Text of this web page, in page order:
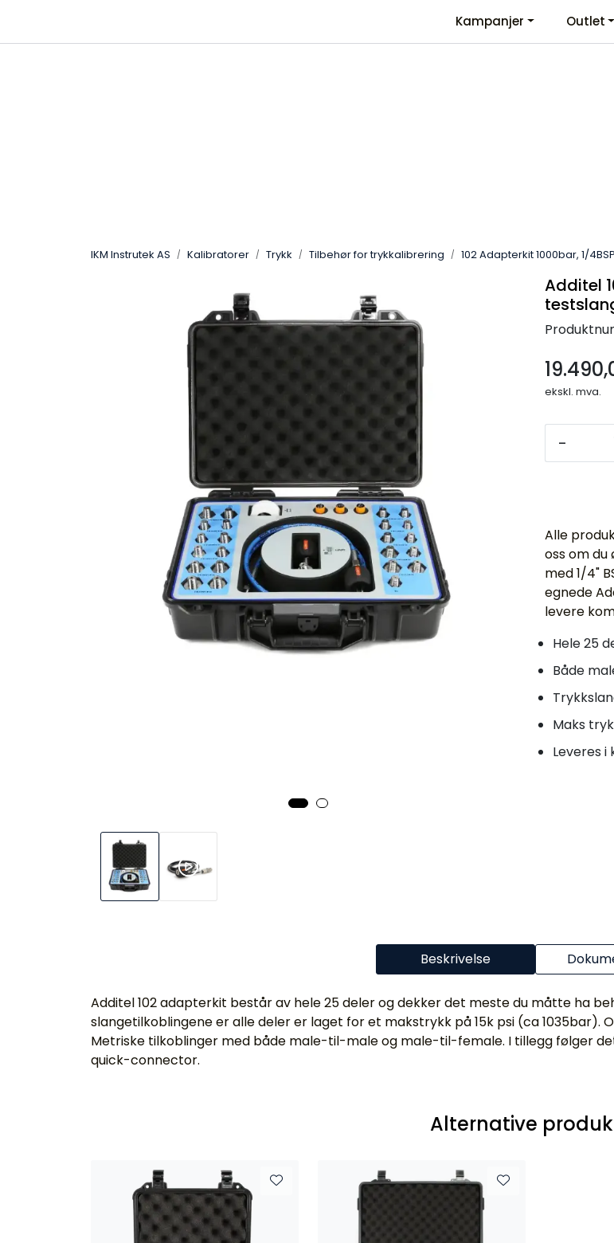
KontaktinformasjonKampanjer Outlet
IKM Instrutek AS Kalibratorer Trykk Tilbehør for trykkalibrering 102 Adapterkit 1000bar, 1/
Additel
ekskl. mva.
-
Alle
oss om
med 1/4"
egnede
levere
Hele 25
Både
Maks
Leveres
Beskrivelse
Additel 102 adapterkit består av hele 25 deler og dekker det meste du måtte ha
slangetilkoblingene er alle deler er laget for et makstrykk på 15k psi (ca 1035bar).
Metriske tilkoblinger med både male-til-male og male-til-female. I tillegg følger
quick-connector.
Alternative